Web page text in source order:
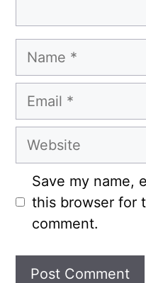
Name
Email
Website
Save my name,
this browser for
comment.